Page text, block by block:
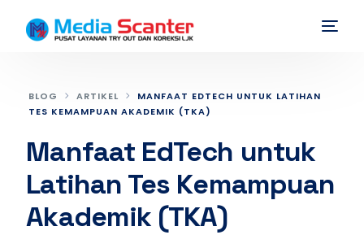
BLOG ARTIKEL
MANFAAT EDTECH UNTUK LATIHAN
TES KEMAMPUAN AKADEMIK (TKA)
Manfaat EdTech untuk
Latihan Tes Kemampuan
Akademik (TKA)